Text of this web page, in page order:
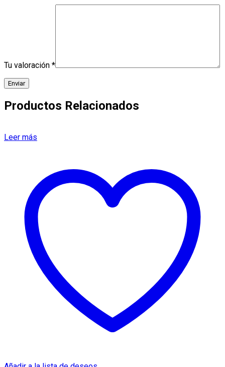
Tu valoración *
Productos Relacionados
Leer más